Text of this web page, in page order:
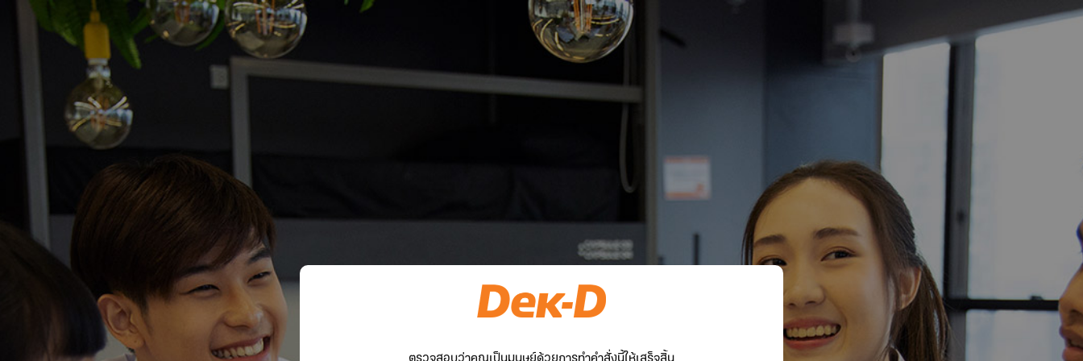
ตรวจสอบว่าคุณเป็นมนุษย์ด้วยการทำคำสั่งนี้ให้เสร็จสิ้น